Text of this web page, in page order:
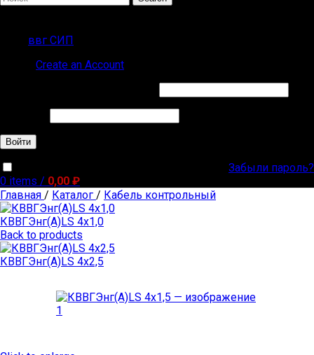
ввг СИП
Create an Account
Войти
Забыли пароль?
0 items / 0,00 ₽
Главная / Каталог / Кабель контрольный
КВВГЭнг(А)LS 4х1,0
Back to products
КВВГЭнг(А)LS 4х2,5